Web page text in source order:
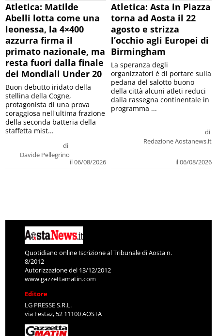
Atletica: Matilde
Abelli lotta come una
leonessa, la 4×400
azzurra firma il
primato nazionale, ma
resta fuori dalla finale
dei Mondiali Under 20
di
Davide Pellegrino
il 06/08/2026
Buon debutto iridato della
stellina della Cogne,
protagonista di una prova
coraggiosa nell'ultima frazione
della seconda batteria della
staffetta mist...
Atletica: Asta in Piazza
torna ad Aosta il 22
agosto e strizza
l’occhio agli Europei di
Birmingham
di
Redazione Aostanews.it
il 06/08/2026
La speranza degli
organizzatori è di portare sulla
pedana del salotto buono
della città alcuni atleti reduci
dalla rassegna continentale in
programma ...
Quotidiano online Iscrizione al Tribunale di Aosta n.
8/2012
Autorizzazione del 13/12/2012
www.gazzettamatin.com
Editore
LG PRESSE S.R.L.
via Festaz, 52 11100 AOSTA